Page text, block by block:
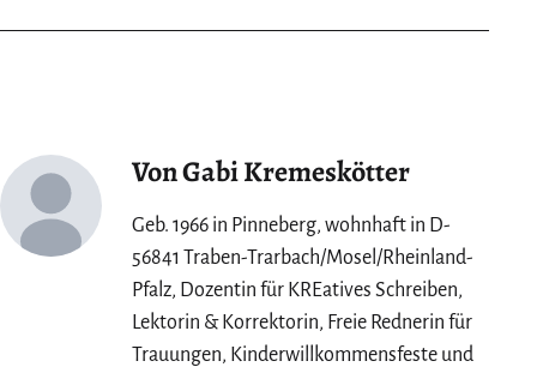
Von Gabi Kremeskötter
Geb. 1966 in Pinneberg, wohnhaft in D-
56841 Traben-Trarbach/Mosel/Rheinland-
Pfalz, Dozentin für KREatives Schreiben,
Lektorin & Korrektorin, Freie Rednerin für
Trauungen, Kinderwillkommensfeste und